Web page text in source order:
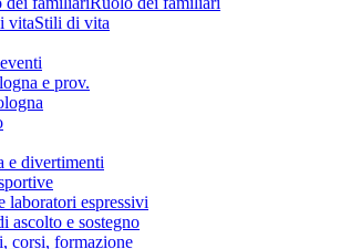
Stili di vita
e prov.
e divertimenti
laboratori espressivi
ascolto e sostegno
corsi, formazione